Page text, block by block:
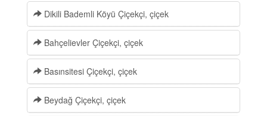
Dikili Bademli Köyü Çiçekçi, çiçek
Bahçelievler Çiçekçi, çiçek
Basınsitesi Çiçekçi, çiçek
Beydağ Çiçekçi, çiçek